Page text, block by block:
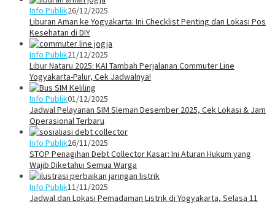
Info Publik26/12/2025
Liburan Aman ke Yogyakarta: Ini Checklist Penting dan Lokasi Pos
Kesehatan di DIY
Info Publik21/12/2025
Libur Nataru 2025: KAI Tambah Perjalanan Commuter Line
Yogyakarta-Palur, Cek Jadwalnya!
Info Publik01/12/2025
Jadwal Pelayanan SIM Sleman Desember 2025, Cek Lokasi & Jam
Operasional Terbaru
Info Publik26/11/2025
STOP Penagihan Debt Collector Kasar: Ini Aturan Hukum yang
Wajib Diketahui Semua Warga
Info Publik11/11/2025
Jadwal dan Lokasi Pemadaman Listrik di Yogyakarta, Selasa 11